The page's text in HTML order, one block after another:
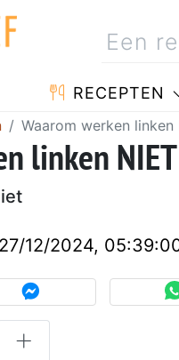
RECEPTEN
Waarom werken
linken
27/12/2024,